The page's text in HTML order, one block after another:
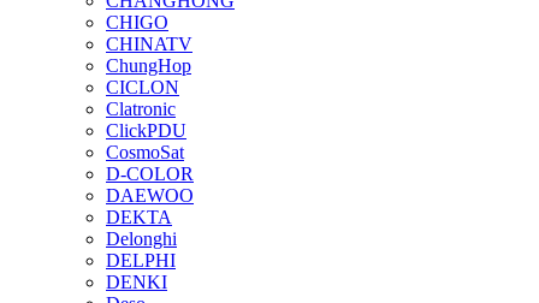
CHIGO
CHINATV
ChungHop
CICLON
Clatronic
ClickPDU
CosmoSat
D-COLOR
DAEWOO
DEKTA
Delonghi
DELPHI
DENKI